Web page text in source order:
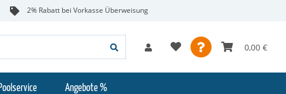
2% Rabatt bei Vorkasse Überweisung
0,00 €
Poolservice Angebote %